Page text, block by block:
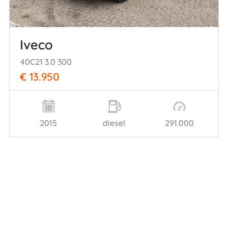
Iveco
40C21 3.0 300
€ 13.950
2015 diesel 291.000